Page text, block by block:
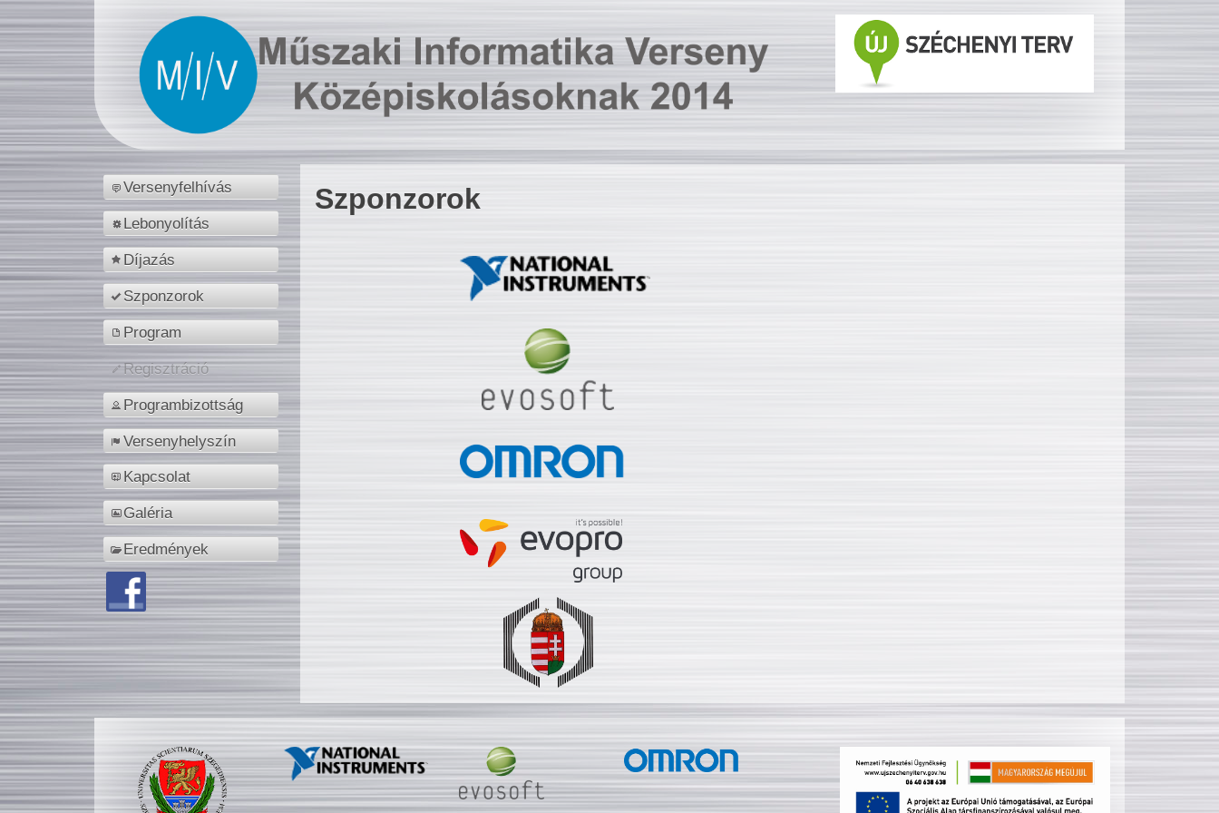
Versenyfelhívás
Lebonyolítás
Díjazás
Szponzorok
Program
Regisztráció
Programbizottság
Versenyhelyszín
Kapcsolat
Galéria
Eredmények
Szponzorok